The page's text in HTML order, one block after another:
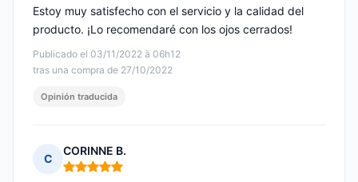
Publicado el 03/11/2022 à 06h12
tras una compra de 27/10/2022
Estoy muy satisfecho con el servicio y la calidad del
producto. ¡Lo recomendaré con los ojos cerrados!
Opinión traducida
C
CORINNE B.
Nota: 5 de 5